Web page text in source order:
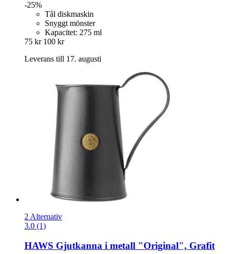
-25%
Tål diskmaskin
Snyggt mönster
Kapacitet: 275 ml
75 kr 100 kr
Leverans till 17. augusti
2 Alternativ
3.0 (1)
HAWS Gjutkanna i metall "Original", Grafit